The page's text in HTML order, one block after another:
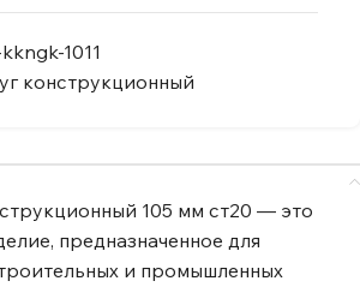
1011
конструкционный
105 мм ст20 — это
предназначенное для
и промышленных